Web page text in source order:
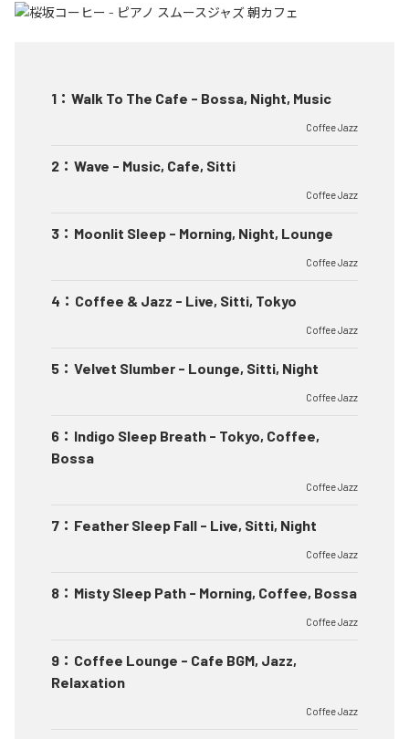
1 ： Walk To The Cafe - Bossa, Night, Music
Coffee Jazz
2 ： Wave - Music, Cafe, Sitti
Coffee Jazz
3 ： Moonlit Sleep - Morning, Night, Lounge
Coffee Jazz
4 ： Coffee & Jazz - Live, Sitti, Tokyo
Coffee Jazz
5 ： Velvet Slumber - Lounge, Sitti, Night
Coffee Jazz
6 ： Indigo Sleep Breath - Tokyo, Coffee,
Bossa
Coffee Jazz
7 ： Feather Sleep Fall - Live, Sitti, Night
Coffee Jazz
8 ： Misty Sleep Path - Morning, Coffee, Bossa
Coffee Jazz
9 ： Coffee Lounge - Cafe BGM, Jazz,
Relaxation
Coffee Jazz